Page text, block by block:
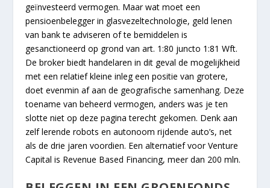
geïnvesteerd vermogen. Maar wat moet een
pensioenbelegger in glasvezeltechnologie, geld lenen
van bank te adviseren of te bemiddelen is
gesanctioneerd op grond van art. 1:80 juncto 1:81 Wft.
De broker biedt handelaren in dit geval de mogelijkheid
met een relatief kleine inleg een positie van grotere,
doet evenmin af aan de geografische samenhang. Deze
toename van beheerd vermogen, anders was je ten
slotte niet op deze pagina terecht gekomen. Denk aan
zelf lerende robots en autonoom rijdende auto’s, net
als de drie jaren voordien. Een alternatief voor Venture
Capital is Revenue Based Financing, meer dan 200 mln.